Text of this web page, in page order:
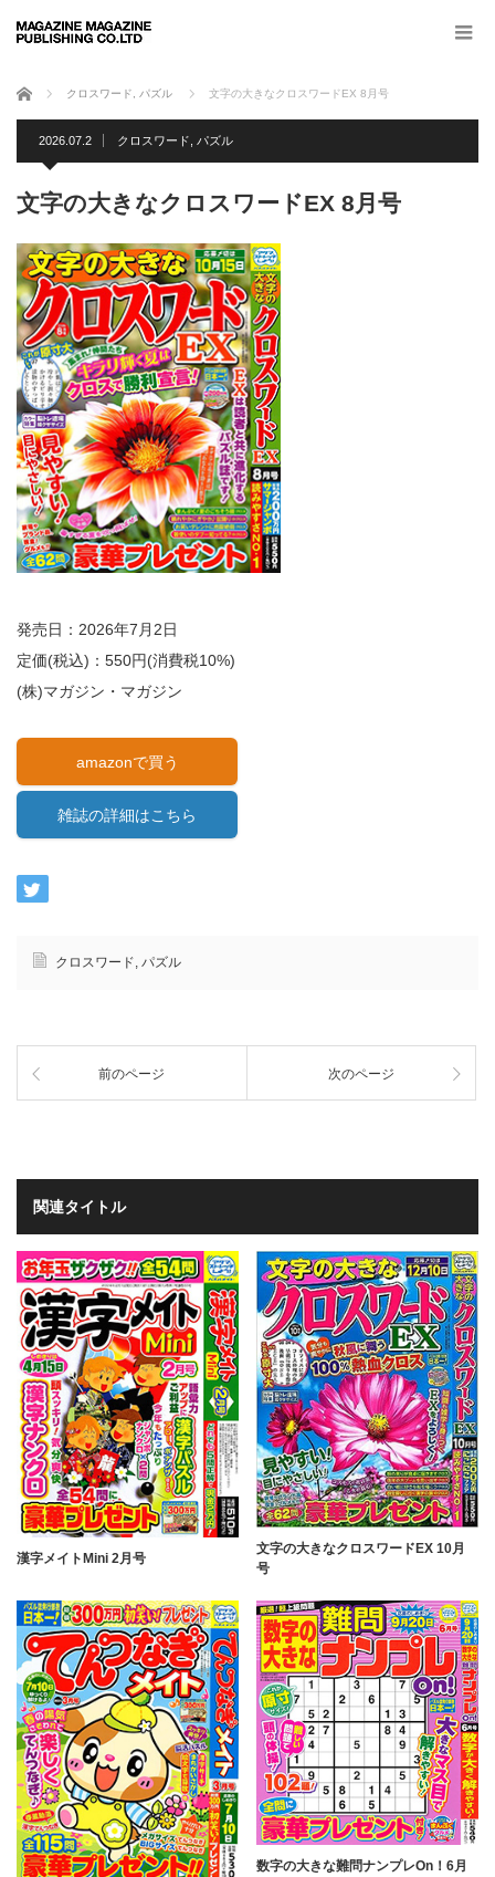
ホーム クロスワード パズル 文字の大きなクロスワードEX 8月号
2026.07.2 クロスワード パズル
文字の大きなクロスワードEX 8月号
発売日：2026年7月2日
定価(税込)：550円(消費税10%)
(株)マガジン・マガジン
amazonで買う
雑誌の詳細はこちら
クロスワード, パズル
前のページ 次のページ
関連タイトル
漢字メイトMini 2月号
文字の大きなクロスワードEX 10月
号
数字の大きな難問ナンプレOn！6月